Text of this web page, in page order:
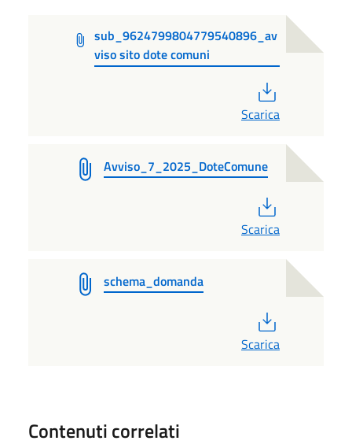
sub_9624799804779540896_av
viso sito dote comuni
Scarica
Avviso_7_2025_DoteComune
Scarica
schema_domanda
Scarica
Contenuti correlati